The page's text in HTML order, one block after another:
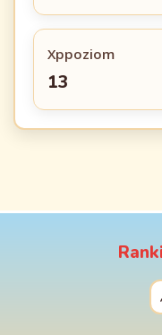
Xppoziom
13